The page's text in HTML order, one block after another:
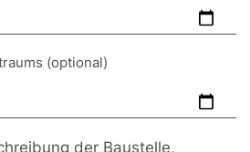
(optional)